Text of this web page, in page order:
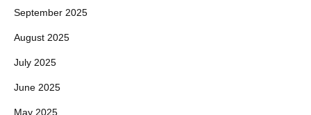
September 2025
August 2025
July 2025
June 2025
May 2025